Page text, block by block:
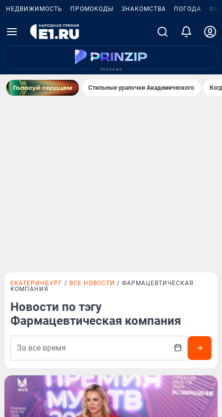
НЕДВИЖИМОСТЬ ПРОМОКОДЫ ЗНАКОМСТВА ПОГОДА
Стильные уралочки Академического
ЕКАТЕРИНБУРГ ВСЕ НОВОСТИ
ФАРМАЦЕВТИЧЕСКАЯ
КОМПАНИЯ
Новости по тэгу
Фармацевтическая компания